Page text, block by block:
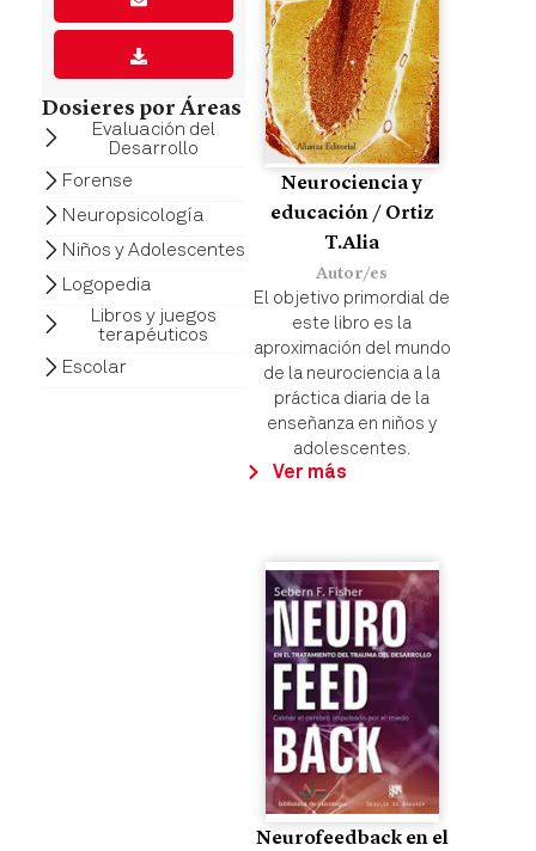
Dosieres por Áreas
Evaluación del
Desarrollo
Forense
Neuropsicología
Niños y Adolescentes
Logopedia
Libros y juegos
terapéuticos
Escolar
Neurociencia y
educación / Ortiz
T.Alia
Autor/es
El objetivo primordial de
este libro es la
aproximación del mundo
de la neurociencia a la
práctica diaria de la
enseñanza en niños y
adolescentes.
Ver más
Neurofeedback en el